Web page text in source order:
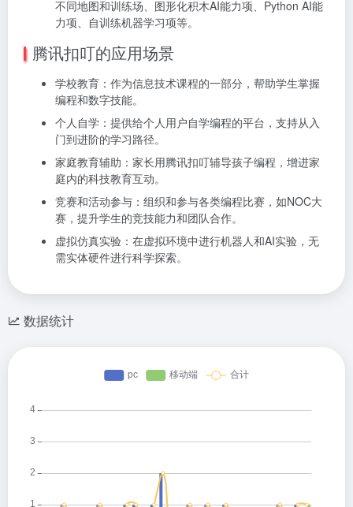
不同地图和训练场、图形化积木AI能力项、Python AI能
力项、自训练机器学习项等。
腾讯扣叮的应用场景
学校教育：作为信息技术课程的一部分，帮助学生掌握
编程和数字技能。
个人自学：提供给个人用户自学编程的平台，支持从入
门到进阶的学习路径。
家庭教育辅助：家长用腾讯扣叮辅导孩子编程，增进家
庭内的科技教育互动。
竞赛和活动参与：组织和参与各类编程比赛，如NOC大
赛，提升学生的竞技能力和团队合作。
虚拟仿真实验：在虚拟环境中进行机器人和AI实验，无
需实体硬件进行科学探索。
数据统计